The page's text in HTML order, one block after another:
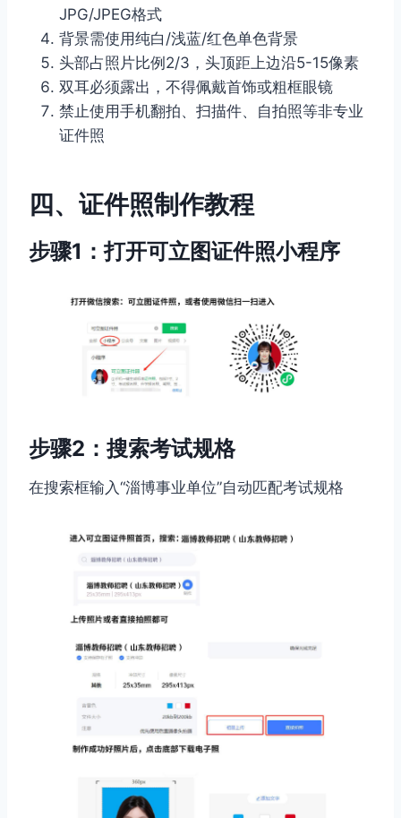
JPG/JPEG格式
背景需使用纯白/浅蓝/红色单色背景
头部占照片比例2/3，头顶距上边沿5-15像素
双耳必须露出，不得佩戴首饰或粗框眼镜
禁止使用手机翻拍、扫描件、自拍照等非专业
证件照
四、证件照制作教程
步骤1：打开可立图证件照小程序
步骤2：搜索考试规格
在搜索框输入“淄博事业单位”自动匹配考试规格